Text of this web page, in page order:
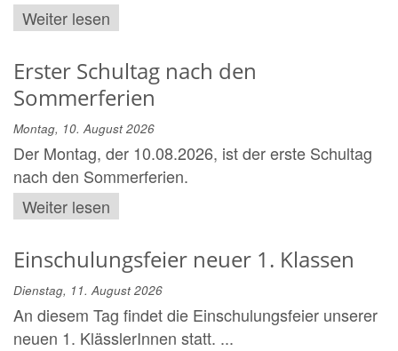
Weiter lesen
Erster Schultag nach den
Sommerferien
Montag, 10. August 2026
Der Montag, der 10.08.2026, ist der erste Schultag
nach den Sommerferien.
Weiter lesen
Einschulungsfeier neuer 1. Klassen
Dienstag, 11. August 2026
An diesem Tag findet die Einschulungsfeier unserer
neuen 1. KlässlerInnen statt. ...